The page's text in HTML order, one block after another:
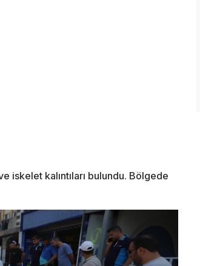
iskelet kalıntıları bulundu. Bölgede